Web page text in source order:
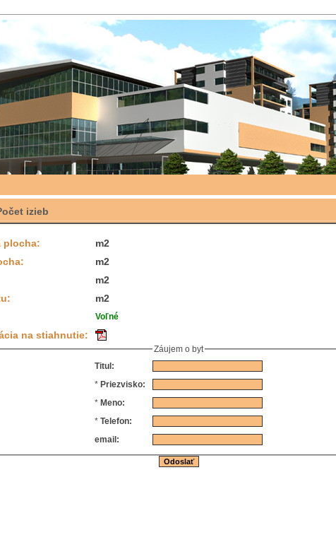
izieb
plocha:
m2
m2
m2
m2
Voľné
na stiahnutie:
Záujem o byt
Titul:
* Priezvisko:
* Meno:
* Telefon:
email: